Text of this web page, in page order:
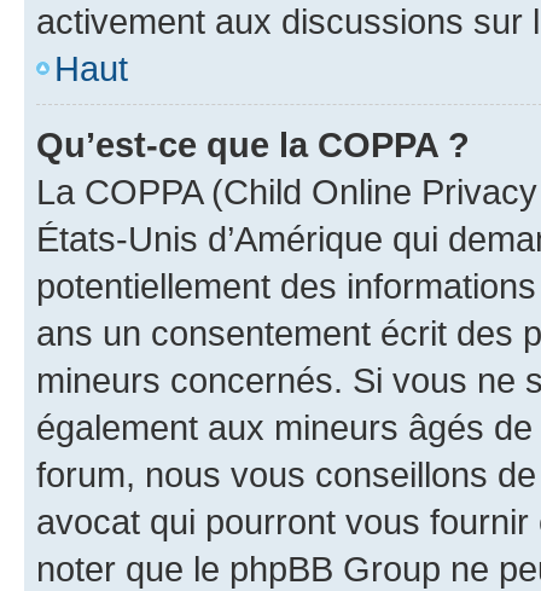
activement aux discussions sur
Haut
Qu’est-ce que la COPPA ?
La COPPA (Child Online
États-Unis d’Amérique qui
potentiellement des
ans un consentement écrit des
mineurs concernés. Si vous ne
également aux mineurs âgés
forum, nous vous conseillons
avocat qui pourront vous
noter que le phpBB Group ne